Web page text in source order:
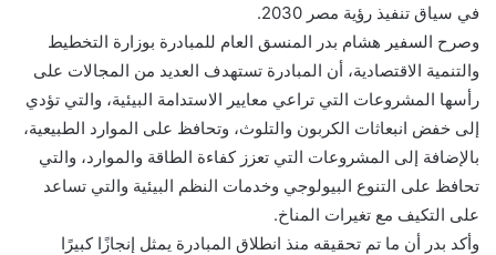
في سياق تنفيذ رؤية مصر 2030.
وصرح السفير هشام بدر المنسق العام للمبادرة بوزارة التخطيط
والتنمية الاقتصادية، أن المبادرة تستهدف العديد من المجالات على
رأسها المشروعات التي تراعي معايير الاستدامة البيئية، والتي تؤدي
إلى خفض انبعاثات الكربون والتلوث، وتحافظ على الموارد الطبيعية،
بالإضافة إلى المشروعات التي تعزز كفاءة الطاقة والموارد، والتي
تحافظ على التنوع البيولوجي وخدمات النظم البيئية والتي تساعد
على التكيف مع تغيرات المناخ.
وأكد بدر أن ما تم تحقيقه منذ انطلاق المبادرة يمثل إنجازًا كبيرًا